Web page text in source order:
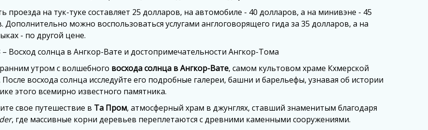
проезда на тук-туке составляет 25 долларов, на автомобиле - 40 долларов, а на минивэне - 45
Дополнительно можно воспользоваться услугами англоговорящего гида за 35 долларов, а на
- по другой цене.
Восход солнца в Ангкор-Вате и достопримечательности Ангкор-Тома
утром с волшебного восхода солнца в Ангкор-Вате, самом культовом храме Кхмерской
восхода солнца исследуйте его подробные галереи, башни и барельефы, узнавая об истории
этого всемирно известного памятника.
свое путешествие в Та Пром, атмосферный храм в джунглях, ставший знаменитым благодаря
, где массивные корни деревьев переплетаются с древними каменными сооружениями.